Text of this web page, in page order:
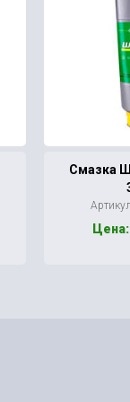
Смазка